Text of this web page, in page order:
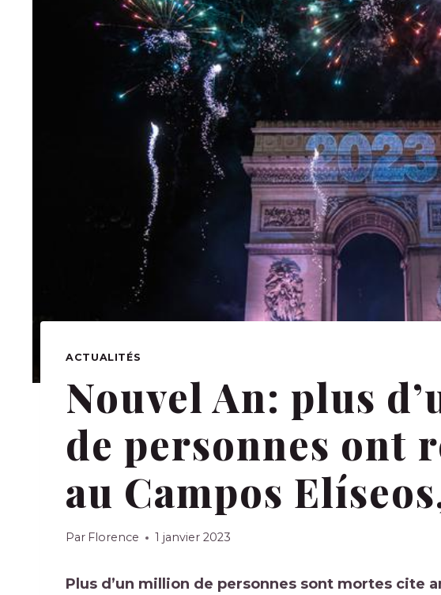
ACTUALITÉS
Nouvel An: plus
de personnes ont
au Campos
Par Florence 1 janvier 2023
Plus d’un million de personnes sont mortes cite